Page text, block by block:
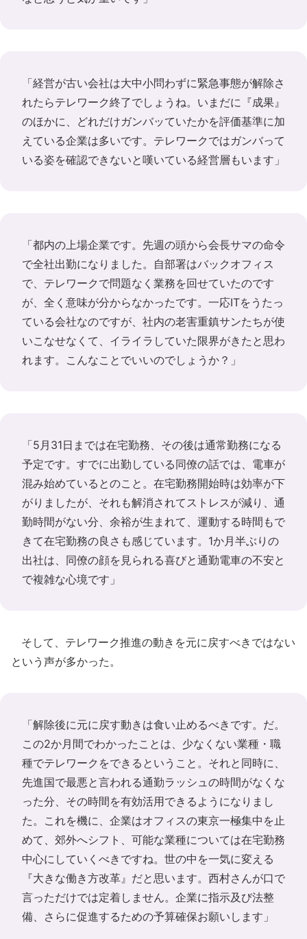
「経営が古い会社は大中小問わずに緊急事態が解除さ
れたらテレワーク終了でしょうね。いまだに『成果』
のほかに、どれだけガンバッていたかを評価基準に加
えている企業は多いです。テレワークではガンバって
いる姿を確認できないと嘆いている経営層もいます」
「都内の上場企業です。先週の頭から会長サマの命令
で全社出勤になりました。自部署はバックオフィス
で、テレワークで問題なく業務を回せていたのです
が、全く意味が分からなかったです。一応ITをうたっ
ている会社なのですが、社内の老害重鎮サンたちが使
いこなせなくて、イライラしていた限界がきたと思わ
れます。こんなことでいいのでしょうか？」
「5月31日までは在宅勤務、その後は通常勤務になる
予定です。すでに出勤している同僚の話では、電車が
混み始めているとのこと。在宅勤務開始時は効率が下
がりましたが、それも解消されてストレスが減り、通
勤時間がない分、余裕が生まれて、運動する時間もで
きて在宅勤務の良さも感じています。1か月半ぶりの
出社は、同僚の顔を見られる喜びと通勤電車の不安と
で複雑な心境です」
そして、テレワーク推進の動きを元に戻すべきではない
という声が多かった。
「解除後に元に戻す動きは食い止めるべきです。だ。
この2か月間でわかったことは、少なくない業種・職
種でテレワークをできるということ。それと同時に、
先進国で最悪と言われる通勤ラッシュの時間がなくな
った分、その時間を有効活用できるようになりまし
た。これを機に、企業はオフィスの東京一極集中を止
めて、郊外へシフト、可能な業種については在宅勤務
中心にしていくべきですね。世の中を一気に変える
『大きな働き方改革』だと思います。西村さんが口で
言っただけでは定着しません。企業に指示及び法整
備、さらに促進するための予算確保お願いします」